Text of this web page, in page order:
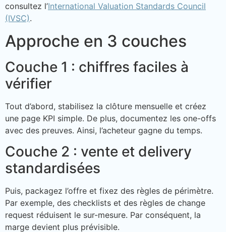
consultez l’International Valuation Standards Council
(IVSC).
Approche en 3 couches
Couche 1 : chiffres faciles à
vérifier
Tout d’abord, stabilisez la clôture mensuelle et créez
une page KPI simple. De plus, documentez les one-offs
avec des preuves. Ainsi, l’acheteur gagne du temps.
Couche 2 : vente et delivery
standardisées
Puis, packagez l’offre et fixez des règles de périmètre.
Par exemple, des checklists et des règles de change
request réduisent le sur-mesure. Par conséquent, la
marge devient plus prévisible.